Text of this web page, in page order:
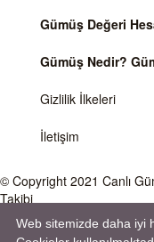
Gümüş Değeri
Gümüş Nedir?
Gizlilik İlkeleri
İletişim
© Copyright 2021 Canlı
Takibi
Önemli Uyarı
Gümüş fiyatları ve Döviz
Web sitemizde daha iyi